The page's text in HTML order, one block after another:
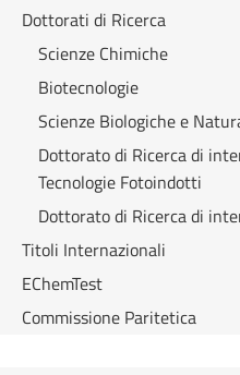
Dottorati di Ricerca
Scienze Chimiche
Biotecnologie
Scienze Biologiche e
Dottorato di Ricerca di
Tecnologie Fotoindotti
Dottorato di Ricerca di
Titoli Internazionali
EChemTest
Commissione Paritetica